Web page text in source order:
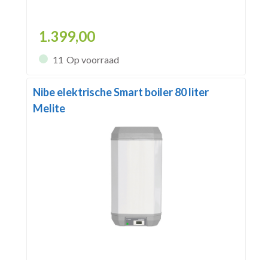
1.399,00
11 Op voorraad
Nibe elektrische Smart boiler 80 liter
Melite